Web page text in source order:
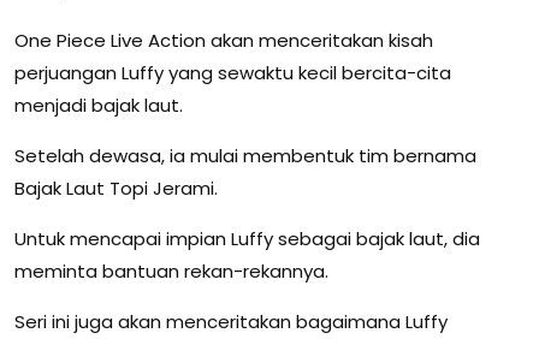
One Piece Live Action akan menceritakan kisah
perjuangan Luffy yang sewaktu kecil bercita-cita
menjadi bajak laut.
Setelah dewasa, ia mulai membentuk tim bernama
Bajak Laut Topi Jerami.
Untuk mencapai impian Luffy sebagai bajak laut, dia
meminta bantuan rekan-rekannya.
Seri ini juga akan menceritakan bagaimana Luffy